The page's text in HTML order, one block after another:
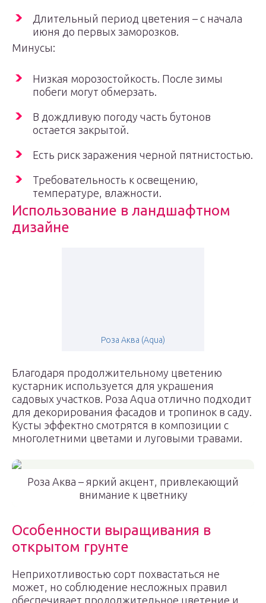
Длительный период цветения – с начала
июня до первых заморозков.
Минусы:
Низкая морозостойкость. После зимы
побеги могут обмерзать.
В дождливую погоду часть бутонов
остается закрытой.
Есть риск заражения черной пятнистостью.
Требовательность к освещению,
температуре, влажности.
Использование в ландшафтном
дизайне
Роза Аква (Aqua)
Благодаря продолжительному цветению
кустарник используется для украшения
садовых участков. Роза Aqua отлично подходит
для декорирования фасадов и тропинок в саду.
Кусты эффектно смотрятся в композиции с
многолетними цветами и луговыми травами.
Роза Аква – яркий акцент, привлекающий
внимание к цветнику
Особенности выращивания в
открытом грунте
Неприхотливостью сорт похвастаться не
может, но соблюдение несложных правил
обеспечивает продолжительное цветение и